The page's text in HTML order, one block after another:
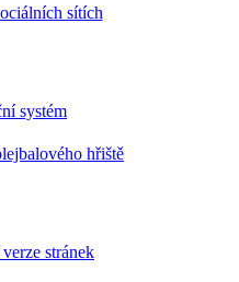
sítích
hřiště